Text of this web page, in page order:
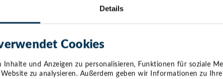
Details
Cookies
Inhalte und Anzeigen zu personalisieren, Funktionen für soziale
zu analysieren. Außerdem geben wir Informationen zu